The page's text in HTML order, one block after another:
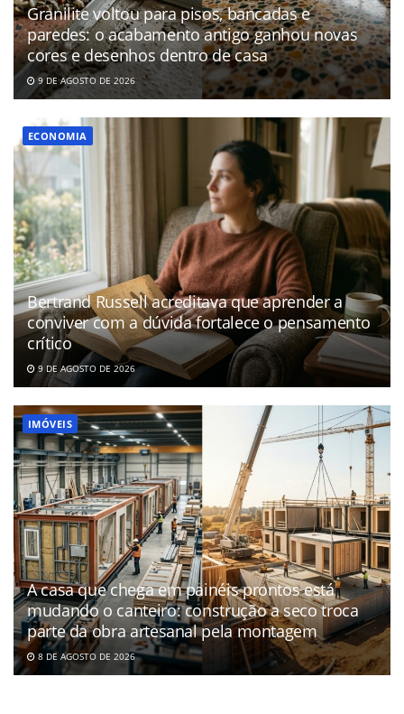
Granilite voltou para pisos, bancadas e
paredes: o acabamento antigo ganhou novas
cores e desenhos dentro de casa
9 DE AGOSTO DE 2026
ECONOMIA
Bertrand Russell acreditava que aprender a
conviver com a dúvida fortalece o pensamento
crítico
9 DE AGOSTO DE 2026
IMÓVEIS
A casa que chega em painéis prontos está
mudando o canteiro: construção a seco troca
parte da obra artesanal pela montagem
8 DE AGOSTO DE 2026